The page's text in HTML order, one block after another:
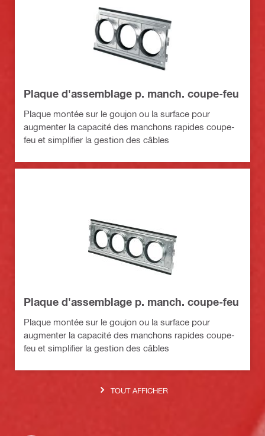
Plaque d'assemblage p. manch. coupe-feu
Plaque montée sur le goujon ou la surface pour
augmenter la capacité des manchons rapides coupe-
feu et simplifier la gestion des câbles
Plaque d'assemblage p. manch. coupe-feu
Plaque montée sur le goujon ou la surface pour
augmenter la capacité des manchons rapides coupe-
feu et simplifier la gestion des câbles
TOUT AFFICHER